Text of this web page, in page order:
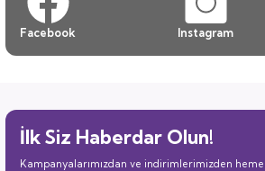
Facebook Instagram
İlk Siz Haberdar Olun!
Kampanyalarımızdan ve indirimlerimizden